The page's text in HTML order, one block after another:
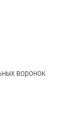
воронок